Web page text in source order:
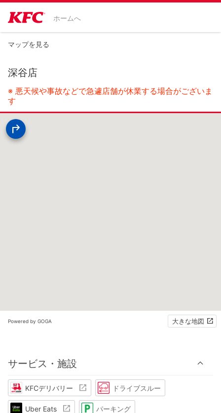
ホームへ
マップを見る
深谷店
※ 悪天候や事故などで急遽店舗が休業する場合がございま
す
Powered by GOGA 大きな地図
サービス・施設
KFCデリバリー ドライブスルー
Uber Eats パーキング